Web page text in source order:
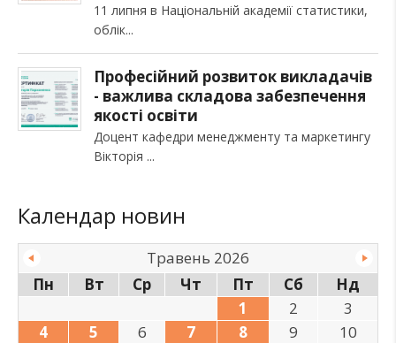
11 липня в Національній академії статистики,
облік
Професійний розвиток викладачів
- важлива складова забезпечення
якості освіти
Доцент кафедри менеджменту та маркетингу
Вікторія
Календар новин
Травень 2026
Пн
Вт Ср Чт Пт Сб
Нд
1
2
3
4
5 6 7 8 9
10